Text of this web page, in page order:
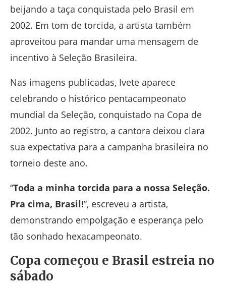
beijando a taça conquistada pelo Brasil em
2002. Em tom de torcida, a artista também
aproveitou para mandar uma mensagem de
incentivo à Seleção Brasileira.
Nas imagens publicadas, Ivete aparece
celebrando o histórico pentacampeonato
mundial da Seleção, conquistado na Copa de
2002. Junto ao registro, a cantora deixou clara
sua expectativa para a campanha brasileira no
torneio deste ano.
“Toda a minha torcida para a nossa Seleção.
Pra cima, Brasil!”, escreveu a artista,
demonstrando empolgação e esperança pelo
tão sonhado hexacampeonato.
Copa começou e Brasil estreia no
sábado